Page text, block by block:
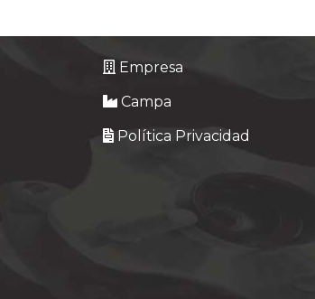
Empresa
Campa
Política Privacidad